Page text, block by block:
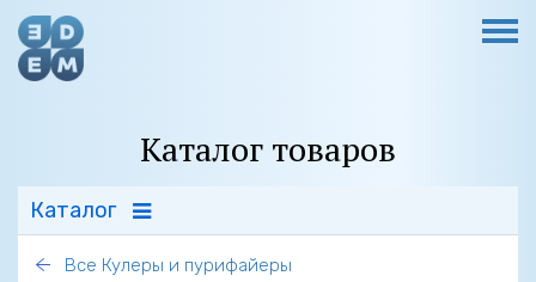
Каталог товаров
Каталог
Все Кулеры и пурифайеры